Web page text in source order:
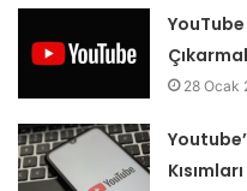
28 Ocak